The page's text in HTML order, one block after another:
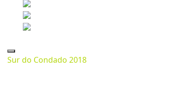
Sur do Condado 2018